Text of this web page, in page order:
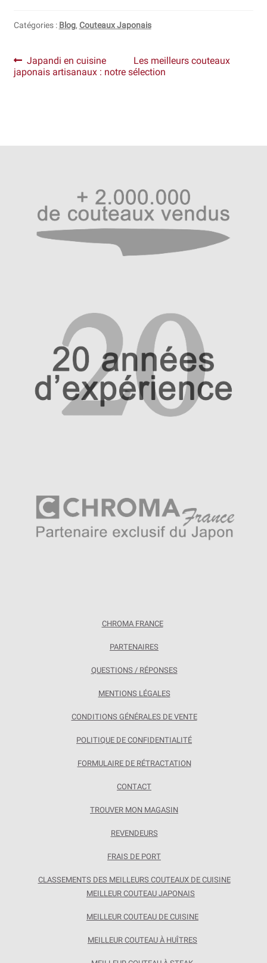
Catégories : Blog, Couteaux Japonais
Navigation
de
Article
précédent :
Japandi en cuisine
Article
suivant :
Les meilleurs couteaux
japonais artisanaux : notre sélection
CHROMA FRANCE
PARTENAIRES
QUESTIONS / RÉPONSES
MENTIONS LÉGALES
CONDITIONS GÉNÉRALES DE VENTE
POLITIQUE DE CONFIDENTIALITÉ
FORMULAIRE DE RÉTRACTATION
CONTACT
TROUVER MON MAGASIN
REVENDEURS
FRAIS DE PORT
CLASSEMENTS DES MEILLEURS COUTEAUX DE CUISINE
MEILLEUR COUTEAU JAPONAIS
MEILLEUR COUTEAU DE CUISINE
MEILLEUR COUTEAU À HUÎTRES